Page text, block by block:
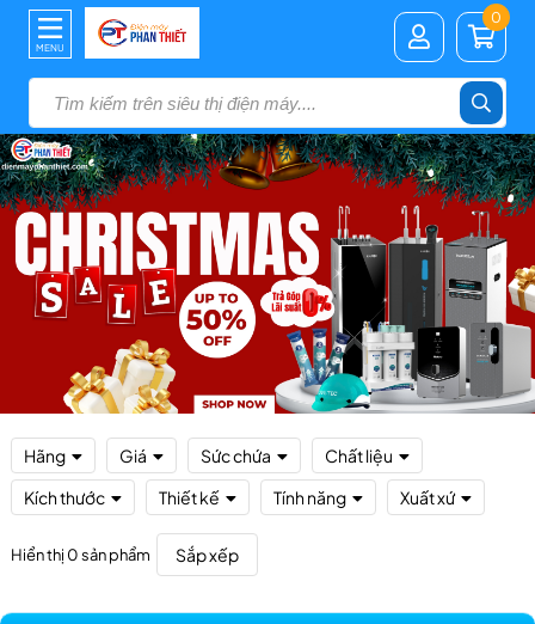
MENU
0
Hãng Giá Sức chứa
Chất liệu
Kích thước
Thiết kế Tính năng Xuất xứ
Hiển thị 0 sản phẩm Sắp xếp